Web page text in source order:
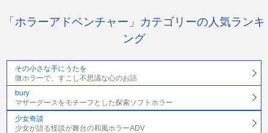
「ホラーアドベンチャー」カテゴリーの人気ランキ
ング
その小さな手にうたを
微ホラーで、すこし不思議な心のお話
bury
マザーグースをモチーフとした探索ソフトホラー
少女奇談
少女が語る怪談が舞台の和風ホラーADV